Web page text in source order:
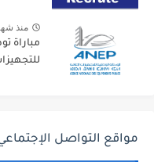
منذ
للتجهيزات
مواقع التواصل